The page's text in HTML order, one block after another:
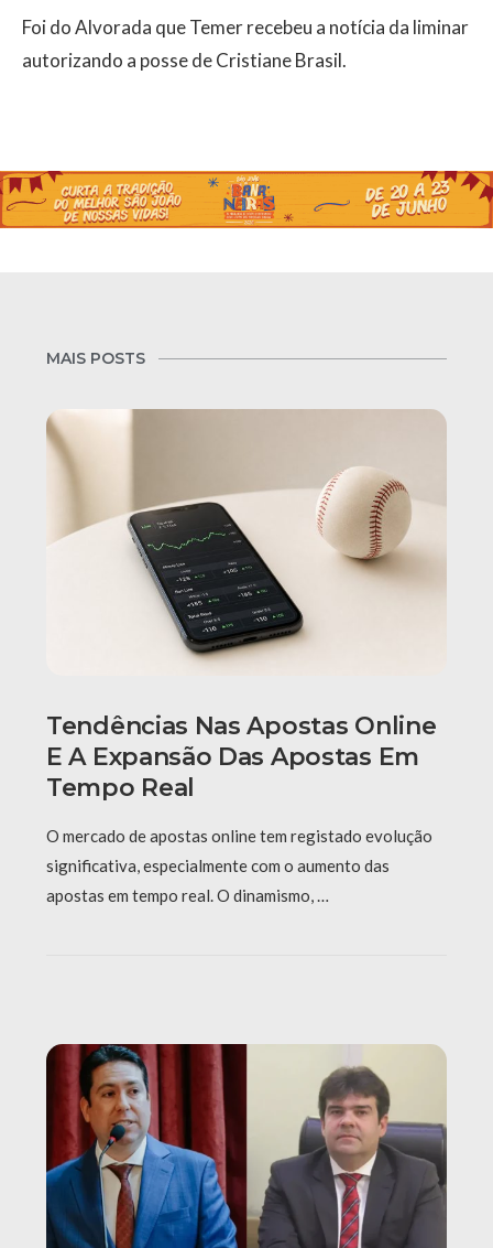
Foi do Alvorada que Temer recebeu a notícia da liminar
autorizando a posse de Cristiane Brasil.
MAIS POSTS
Tendências Nas Apostas Online
E A Expansão Das Apostas Em
Tempo Real
O mercado de apostas online tem registado evolução
significativa, especialmente com o aumento das
apostas em tempo real. O dinamismo, …